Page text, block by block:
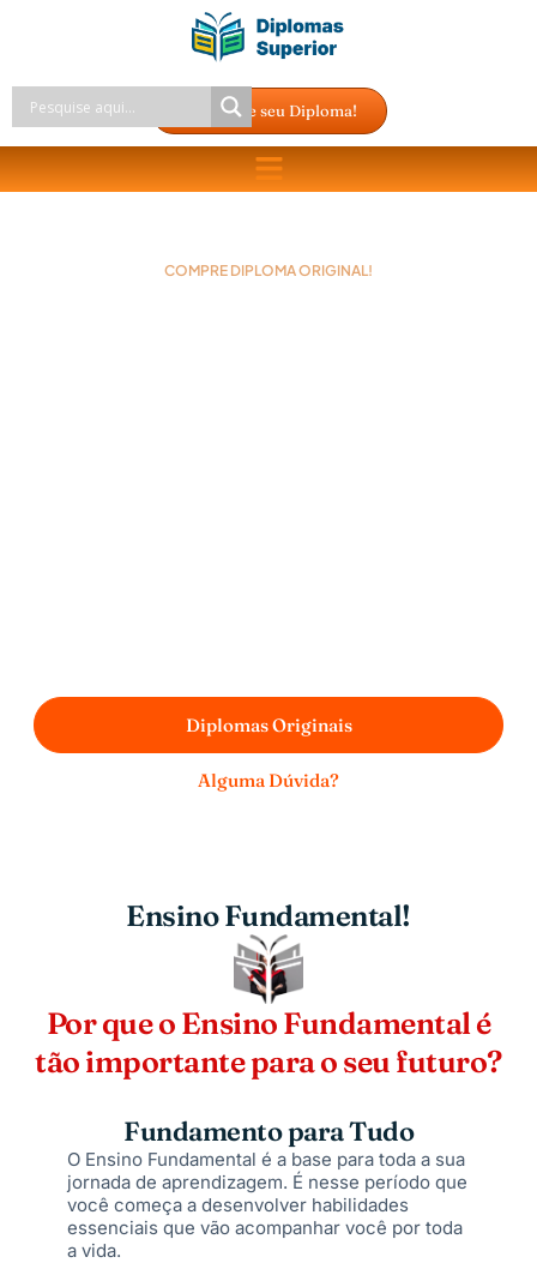
Compre seu Diploma!
COMPRE DIPLOMA ORIGINAL!
Diplomas Originais
Alguma Dúvida?
Ensino Fundamental!
Por que o Ensino Fundamental é
tão importante para o seu futuro?
Fundamento para Tudo
O Ensino Fundamental é a base para toda a sua
jornada de aprendizagem. É nesse período que
você começa a desenvolver habilidades
essenciais que vão acompanhar você por toda
a vida.